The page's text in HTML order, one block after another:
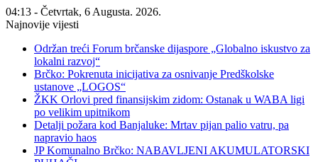
04:13 - Četvrtak, 6 Augusta. 2026.
Najnovije vijesti
Održan treći Forum brčanske dijaspore „Globalno iskustvo za
lokalni razvoj“
Brčko: Pokrenuta inicijativa za osnivanje Predškolske
ustanove „LOGOS“
ŽKK Orlovi pred finansijskim zidom: Ostanak u WABA ligi
po velikim upitnikom
Detalji požara kod Banjaluke: Mrtav pijan palio vatru, pa
napravio haos
JP Komunalno Brčko: NABAVLJENI AKUMULATORSKI